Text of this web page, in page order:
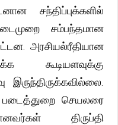
சந்திப்புக்களில்
சம்பந்தமான
அரசியல்ரீதியான
கூடியளவுக்கு
படைத்துறை செயலரை
திருப்தி